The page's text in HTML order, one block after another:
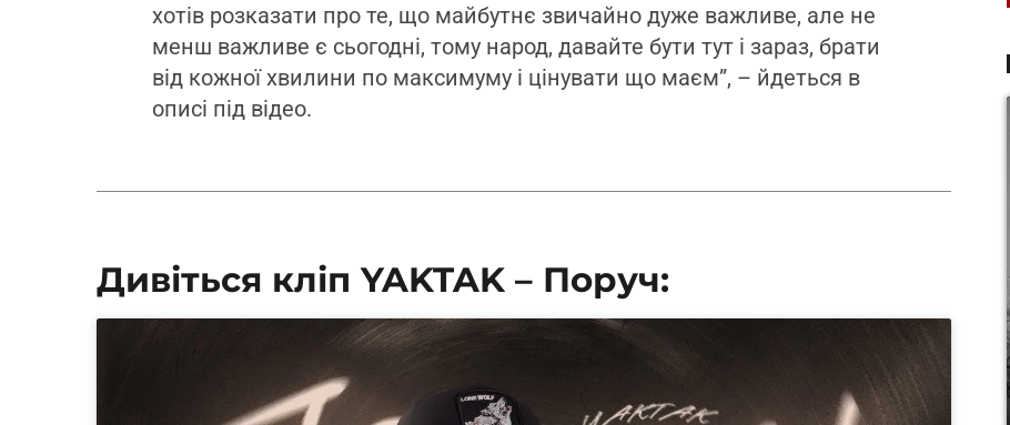
хотів розказати про те, що майбутнє звичайно дуже важливе, але не
менш важливе є сьогодні, тому народ, давайте бути тут і зараз, брати
від кожної хвилини по максимуму і цінувати що маєм”, – йдеться в
описі під відео.
Дивіться кліп YAKTAK – Поруч: